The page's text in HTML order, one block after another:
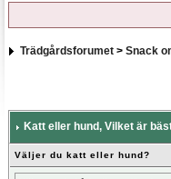
Trädgårdsforumet> Snack
Katt eller hund, Vilket är
Väljer du katt eller hund?